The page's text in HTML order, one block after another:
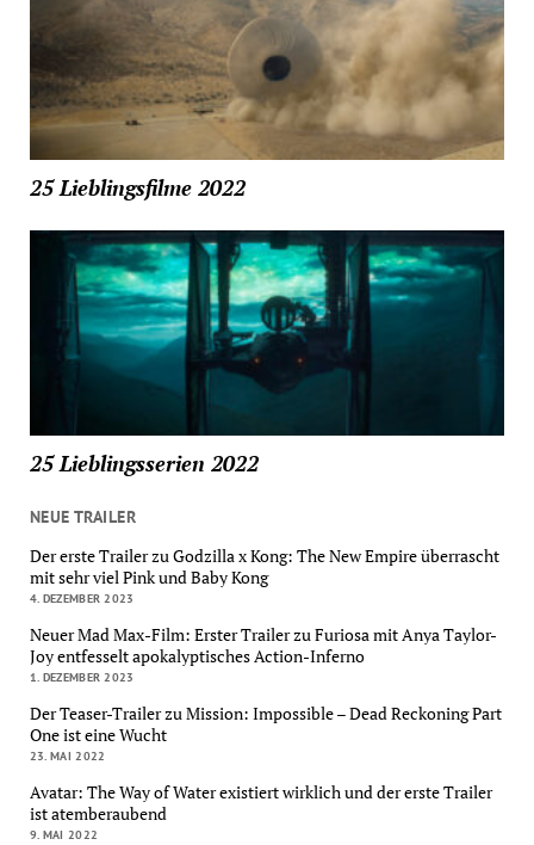
25 Lieblingsfilme 2022
25 Lieblingsserien 2022
NEUE TRAILER
Der erste Trailer zu Godzilla x Kong: The New Empire überrascht
mit sehr viel Pink und Baby Kong
4. DEZEMBER 2023
Neuer Mad Max-Film: Erster Trailer zu Furiosa mit Anya Taylor-
Joy entfesselt apokalyptisches Action-Inferno
1. DEZEMBER 2023
Der Teaser-Trailer zu Mission: Impossible – Dead Reckoning Part
One ist eine Wucht
23. MAI 2022
Avatar: The Way of Water existiert wirklich und der erste Trailer
ist atemberaubend
9. MAI 2022